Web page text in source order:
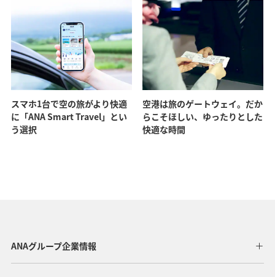
スマホ1台で空の旅がより快適
に「ANA Smart Travel」とい
う選択
空港は旅のゲートウェイ。だか
らこそほしい、ゆったりとした
快適な時間
ANAグループ企業情報